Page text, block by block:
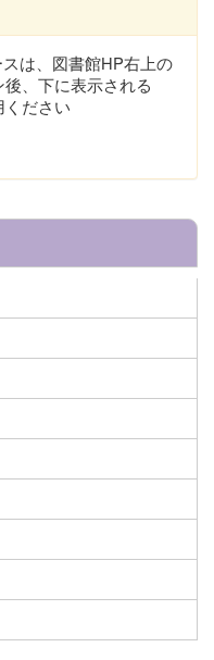
は、図書館HP右上の
後、下に表示される
ください